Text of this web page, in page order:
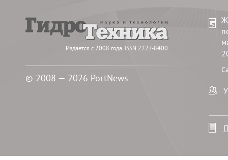
Издается с 2008 года. ISSN 2227-8400
© 2008 — 2026 PortNews